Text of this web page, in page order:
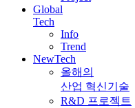
Global
Tech
Info
Trend
NewTech
올해의
산업 혁신기술
R&D 프로젝트